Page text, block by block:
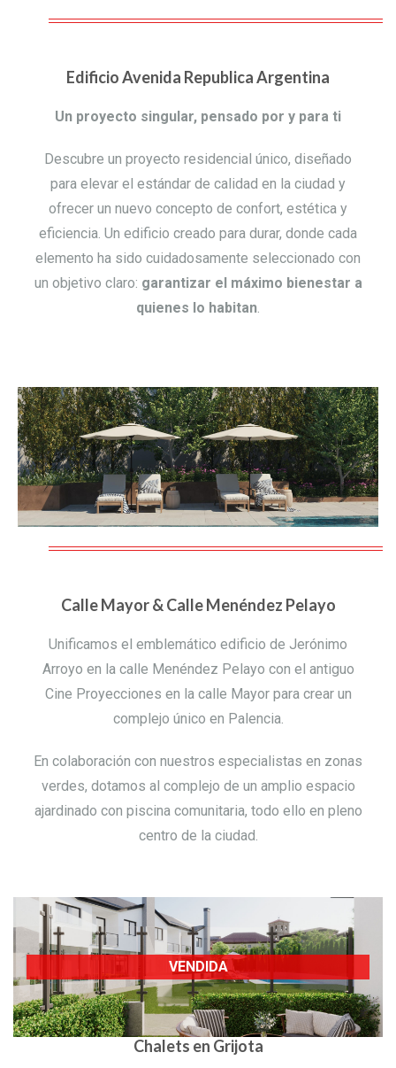
Edificio Avenida Republica Argentina
Un proyecto singular, pensado por y para ti
Descubre un proyecto residencial único, diseñado
para elevar el estándar de calidad en la ciudad y
ofrecer un nuevo concepto de confort, estética y
eficiencia. Un edificio creado para durar, donde cada
elemento ha sido cuidadosamente seleccionado con
un objetivo claro: garantizar el máximo bienestar a
quienes lo habitan.
Calle Mayor & Calle Menéndez Pelayo
Unificamos el emblemático edificio de Jerónimo
Arroyo en la calle Menéndez Pelayo con el antiguo
Cine Proyecciones en la calle Mayor para crear un
complejo único en Palencia.
En colaboración con nuestros especialistas en zonas
verdes, dotamos al complejo de un amplio espacio
ajardinado con piscina comunitaria, todo ello en pleno
centro de la ciudad.
VENDIDA
Chalets en Grijota
mejor posible
estas cookies,
funcionalidades
desaparecerán